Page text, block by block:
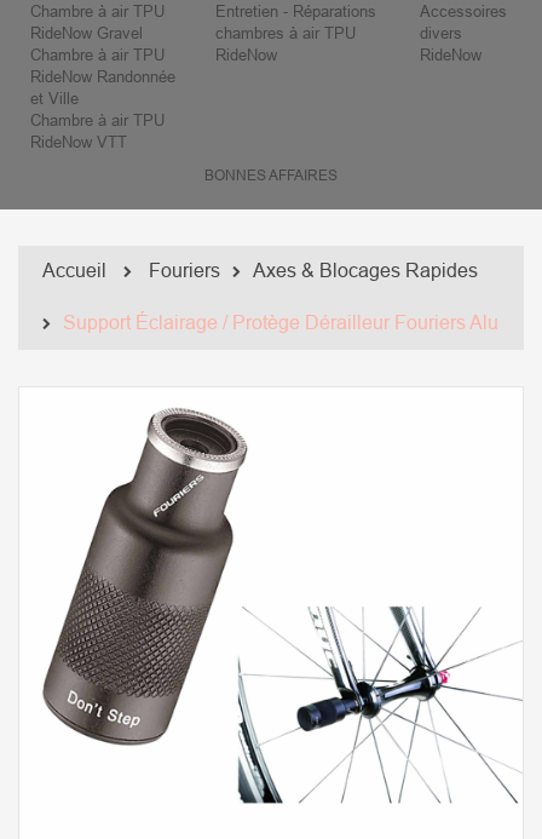
Chambre à air TPU
RideNow Gravel
Chambre à air TPU
RideNow Randonnée
et Ville
Chambre à air TPU
RideNow VTT
Entretien - Réparations
chambres à air TPU
RideNow
Accessoires
divers
RideNow
BONNES AFFAIRES
Accueil Fouriers Axes & Blocages Rapides
Support Éclairage / Protège Dérailleur Fouriers Alu